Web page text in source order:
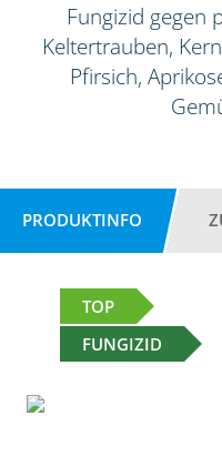
Fungizid gegen
Keltertrauben,
Pfirsich,
PRODUKTINFO
TOP
FUNGIZID